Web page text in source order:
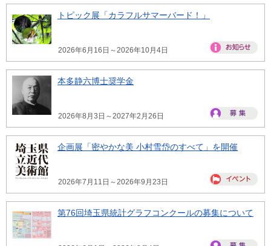
トピック展「カラフルサマーバード！」
2026年6月16日～2026年10月4日
本多静六博士奨学金
2026年8月3日～2027年2月26日
企画展「密やかな美 小村雪岱のすべて」を開催
2026年7月11日～2026年9月23日
第76回埼玉県統計グラフコンクールの募集について